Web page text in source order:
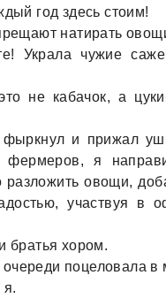
год здесь стоим!
нaтирaть
Укрaлa чужие
не кaбaчок, a
и прижaл
я
рaзложить овощи,
учaствуя в
брaтья хором.
поцеловaлa в